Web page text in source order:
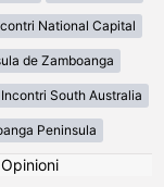
National Capital
de Zamboanga
Incontri South Australia
Peninsula
Opinioni